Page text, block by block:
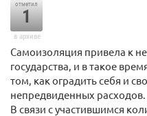
отметил
1
в архиве
Самоизоляция привела к
государства, и в такое
том, как оградить себя и
непредвиденных расходов.
В связи с участившимся